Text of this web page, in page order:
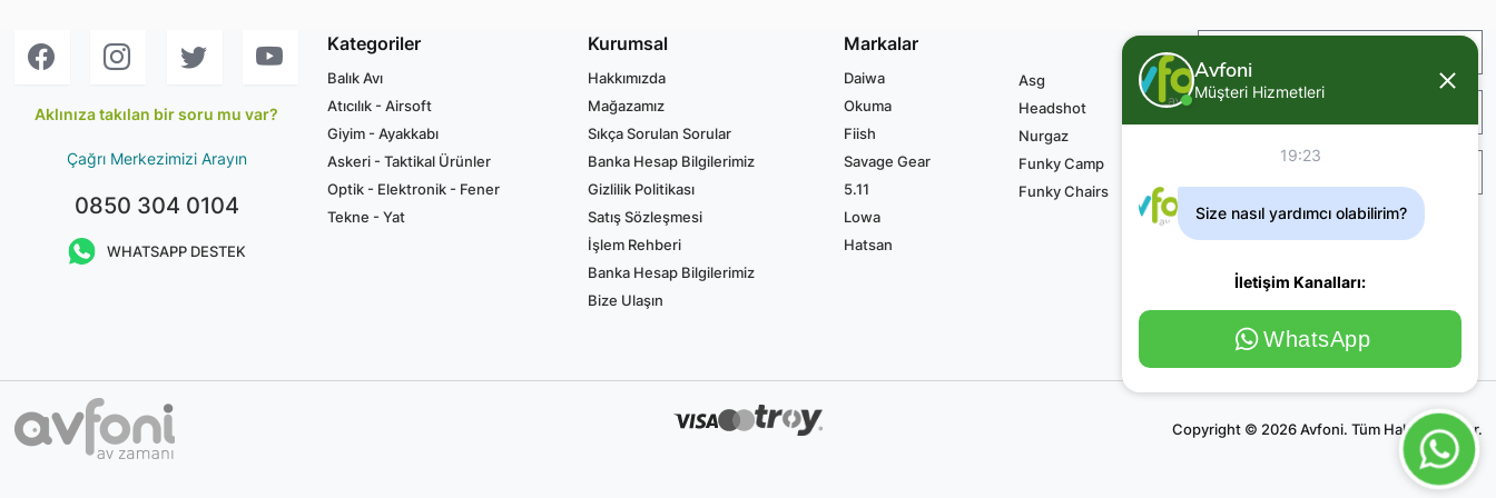
Aklınıza takılan bir soru mu var?
Çağrı Merkezimizi Arayın
0850 304 0104
WHATSAPP DESTEK
Kategoriler
Balık Avı
Atıcılık - Airsoft
Giyim - Ayakkabı
Askeri - Taktikal Ürünler
Optik - Elektronik - Fener
Tekne - Yat
Kurumsal
Hakkımızda
Mağazamız
Sıkça Sorulan Sorular
Banka Hesap Bilgilerimiz
Gizlilik Politikası
Satış Sözleşmesi
İşlem Rehberi
Banka Hesap Bilgilerimiz
Bize Ulaşın
Markalar
Daiwa
Okuma
Fiish
Savage Gear
5.11
Lowa
Hatsan
Asg
Headshot
Nurgaz
Funky Camp
Funky Chairs
Copyright © 2026 Avfoni. Tüm Haklar Saklıdır.
Avfoni
Müşteri Hizmetleri
19:23
Size nasıl yardımcı olabilirim?
İletişim Kanalları:
WhatsApp